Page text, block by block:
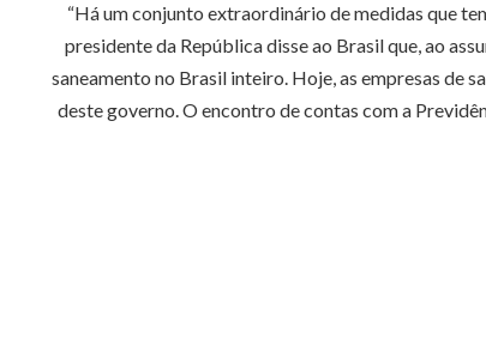
“Há um conjunto extraordinário de medidas que
presidente da República disse ao Brasil que, ao
saneamento no Brasil inteiro. Hoje, as empresas de
deste governo. O encontro de contas com a